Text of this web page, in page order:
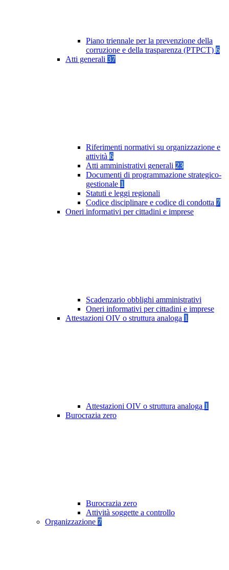
Piano triennale per la prevenzione della
corruzione e della trasparenza (PTPCT) 6
Atti generali 37
Riferimenti normativi su organizzazione e
attività 6
Atti amministrativi generali 23
Documenti di programmazione strategico-
gestionale 1
Statuti e leggi regionali
Codice disciplinare e codice di condotta 7
Oneri informativi per cittadini e imprese
Scadenzario obblighi amministrativi
Oneri informativi per cittadini e imprese
Attestazioni OIV o struttura analoga 1
Attestazioni OIV o struttura analoga 1
Burocrazia zero
Burocrazia zero
Attività soggette a controllo
Organizzazione 7